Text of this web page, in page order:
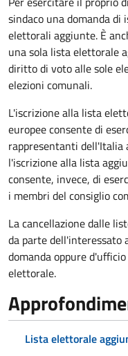
sindaco una domanda
elettorali aggiunte. È
una sola lista elettorale
diritto di voto alle sole
elezioni comunali.
L'iscrizione alla lista
europee consente di
rappresentanti dell'Italia
l'iscrizione alla lista
consente, invece, di
i membri del consiglio
La cancellazione dalle
da parte dell'interessato
domanda oppure
elettorale.
Lista elettorale